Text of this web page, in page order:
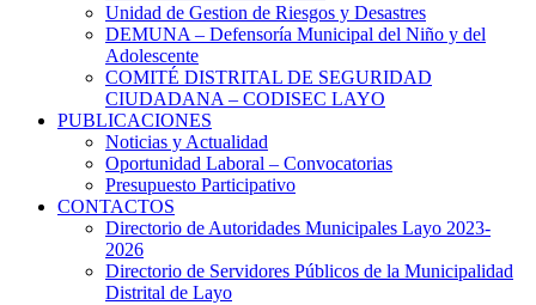
Unidad de Gestion de Riesgos y Desastres
DEMUNA – Defensoría Municipal del Niño y del
Adolescente
COMITÉ DISTRITAL DE SEGURIDAD
CIUDADANA – CODISEC LAYO
PUBLICACIONES
Noticias y Actualidad
Oportunidad Laboral – Convocatorias
Presupuesto Participativo
CONTACTOS
Directorio de Autoridades Municipales Layo 2023-
2026
Directorio de Servidores Públicos de la Municipalidad
Distrital de Layo